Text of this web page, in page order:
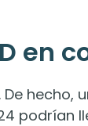
en
hecho,
podrían